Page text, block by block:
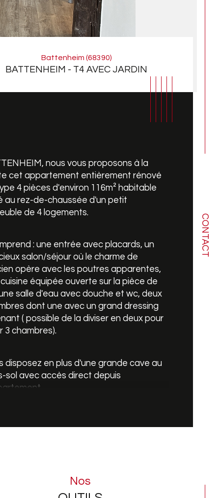
CONTACT
Battenheim (68390)
BATTENHEIM - T4 AVEC JARDIN
salle de bains
de cuisine
de chauffage
nous vous proposons à la
cet appartement entièrement rénové
4 pièces d'environ 116m² habitable
au rez-de-chaussée d'un petit
de 4 logements.
: une entrée avec placards, un
salon/séjour où le charme de
opère avec les poutres apparentes,
équipée ouverte sur la pièce de
salle d'eau avec douche et wc, deux
dont une avec un grand dressing
( possible de la diviser en deux pour
3 chambres).
disposez en plus d'une grande cave au
sol avec accès direct depuis
Nos